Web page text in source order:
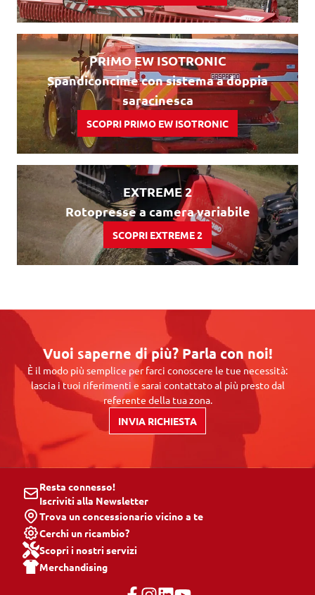
PRIMO EW ISOTRONIC
Spandiconcime con sistema a doppia
saracinesca
SCOPRI PRIMO EW ISOTRONIC
EXTREME 2
Rotopresse a camera variabile
SCOPRI EXTREME 2
Vuoi saperne di più? Parla con noi!
È il modo più semplice per farci conoscere le tue necessità:
lascia i tuoi riferimenti e sarai contattato al più presto dal
referente della tua zona.
INVIA RICHIESTA
Resta connesso!
Iscriviti alla Newsletter
Trova un concessionario vicino a te
Cerchi un ricambio?
Scopri i nostri servizi
Merchandising